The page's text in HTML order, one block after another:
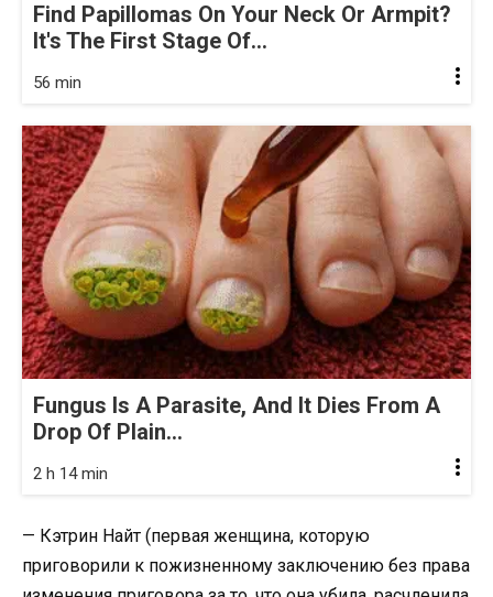
Find Papillomas On Your Neck Or Armpit?
It's The First Stage Of...
56 min
Fungus Is A Parasite, And It Dies From A
Drop Of Plain...
2 h 14 min
— Кэтрин Найт (первая женщина, которую
приговорили к пожизненному заключению без права